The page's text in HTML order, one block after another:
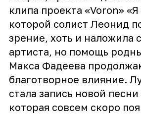
клипа проекта «Voron» «Я
которой солист Леонид
зрение, хоть и
артиста, но помощь
Макса Фадеева
благотворное влияние.
стала запись новой
которая совсем скоро